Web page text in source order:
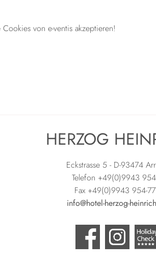
von e-ventis akzeptieren!
HERZOG
Eckstrasse 5 - D-93474
Telefon +49(0)9943
Fax +49(0)9943 954-
info@hotel-herzog-